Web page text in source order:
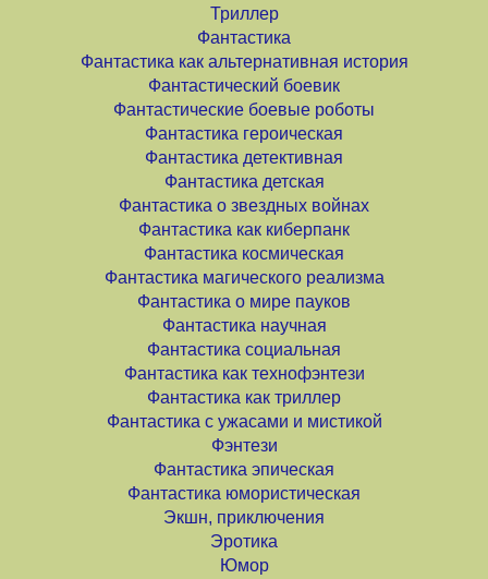
Триллер
Фантастика
Фантастика как альтернативная история
Фантастический боевик
Фантастические боевые роботы
Фантастика героическая
Фантастика детективная
Фантастика детская
Фантастика о звездных войнах
Фантастика как киберпанк
Фантастика космическая
Фантастика магического реализма
Фантастика о мире пауков
Фантастика научная
Фантастика социальная
Фантастика как технофэнтези
Фантастика как триллер
Фантастика с ужасами и мистикой
Фэнтези
Фантастика эпическая
Фантастика юмористическая
Экшн, приключения
Эротика
Юмор